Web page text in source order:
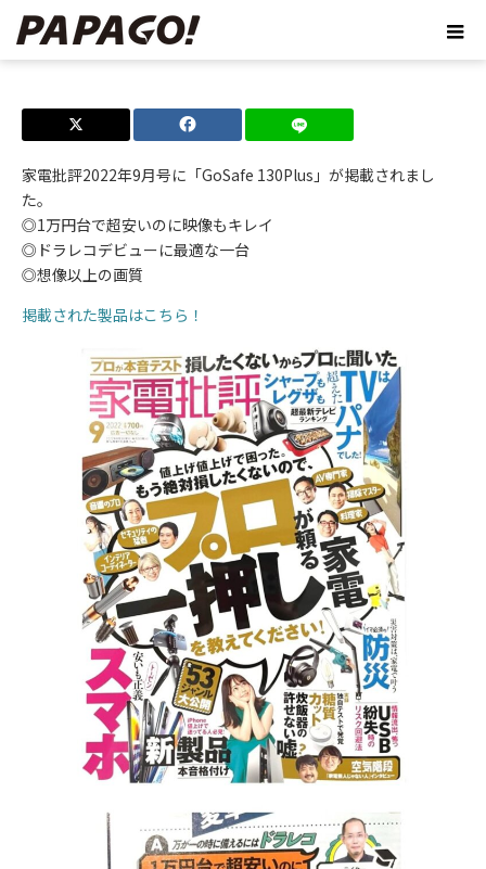
ブログ
家電批評2022年9月号に「GoSafe 130Plus」が掲載されまし
た。
◎1万円台で超安いのに映像もキレイ
◎ドラレコデビューに最適な一台
◎想像以上の画質
掲載された製品はこちら！